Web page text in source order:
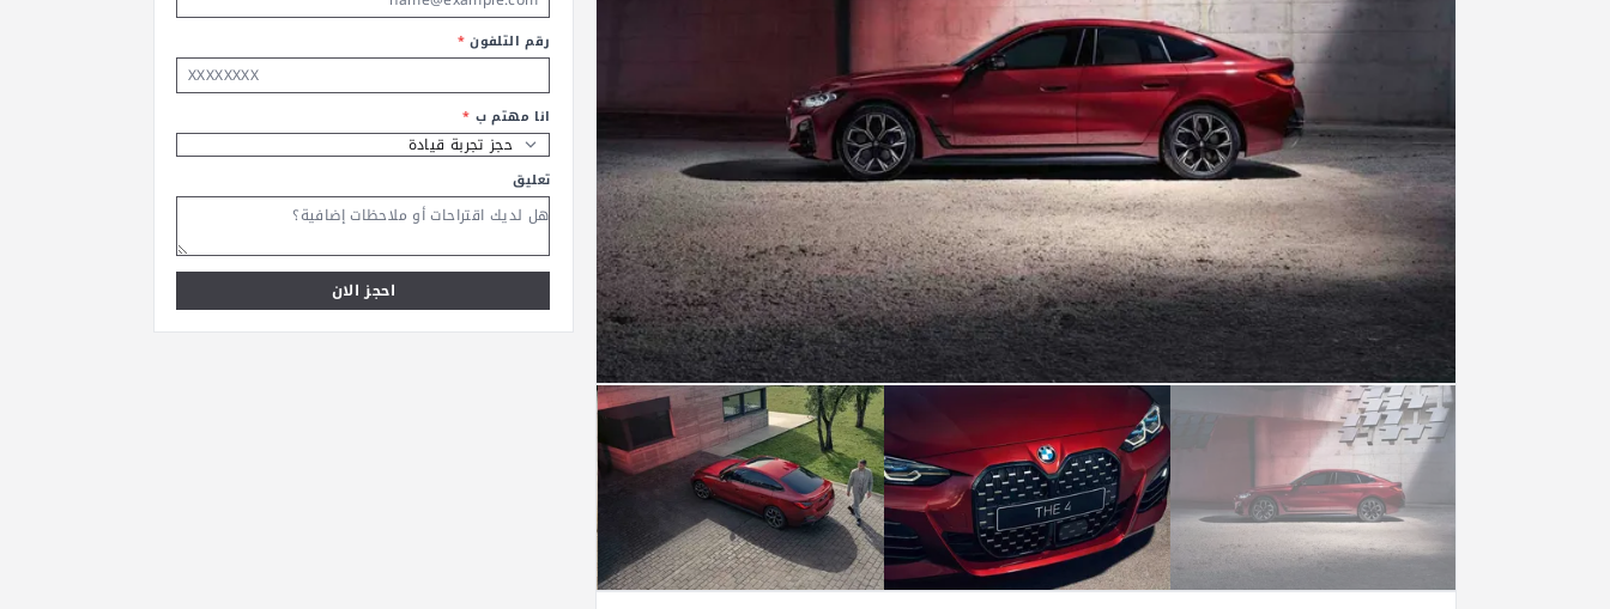
رقم التلفون*
انا مهتم ب *
تعليق
احجز الان